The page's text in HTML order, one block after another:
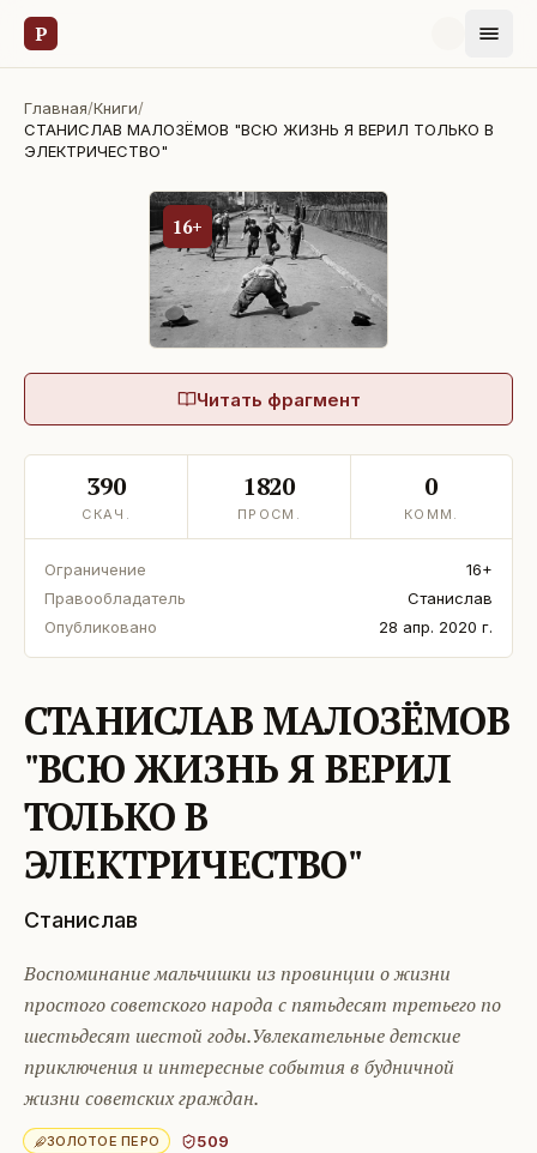
Р
Главная/Книги/
СТАНИСЛАВ МАЛОЗЁМОВ "ВСЮ ЖИЗНЬ Я ВЕРИЛ ТОЛЬКО В
ЭЛЕКТРИЧЕСТВО"
16+
Читать фрагмент
390
СКАЧ.
1820
ПРОСМ.
0
КОММ.
Ограничение
16+
Правообладатель
Станислав
Опубликовано
28 апр. 2020 г.
СТАНИСЛАВ МАЛОЗЁМОВ
"ВСЮ ЖИЗНЬ Я ВЕРИЛ
ТОЛЬКО В
ЭЛЕКТРИЧЕСТВО"
Станислав
Воспоминание мальчишки из провинции о жизни
простого советского народа с пятьдесят третьего по
шестьдесят шестой годы.Увлекательные детские
приключения и интересные события в будничной
жизни советских граждан.
ЗОЛОТОЕ ПЕРО 509